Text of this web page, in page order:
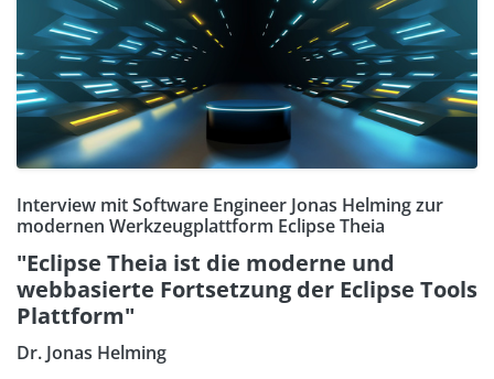
Interview mit Software Engineer Jonas Helming zur
modernen Werkzeugplattform Eclipse Theia
"Eclipse Theia ist die moderne und
webbasierte Fortsetzung der Eclipse Tools
Plattform"
Dr. Jonas Helming